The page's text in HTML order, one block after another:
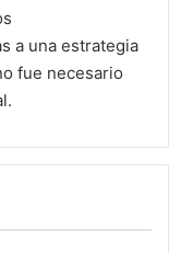
a una estrategia
fue necesario